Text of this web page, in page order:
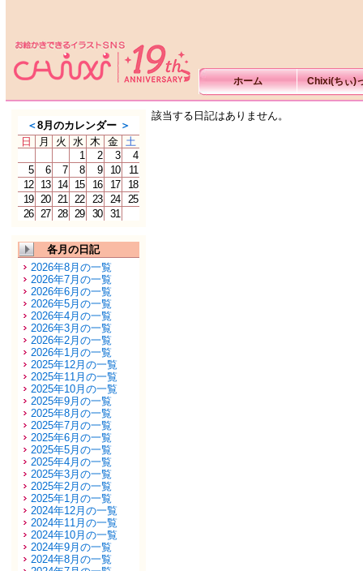
ホーム Chixi(ちぃ)
＜8月のカレンダー ＞
日
月 火 水 木 金 土
1
2 3
4
5
6 7 8 9 10
11
12
13 14 15 16 17
18
19 20 21 22 23 24
25
26 27 28 29 30 31
各月の日記
2026年8月の一覧
2026年7月の一覧
2026年6月の一覧
2026年5月の一覧
2026年4月の一覧
2026年3月の一覧
2026年2月の一覧
2026年1月の一覧
2025年12月の一覧
2025年11月の一覧
2025年10月の一覧
2025年9月の一覧
2025年8月の一覧
2025年7月の一覧
2025年6月の一覧
2025年5月の一覧
2025年4月の一覧
2025年3月の一覧
2025年2月の一覧
2025年1月の一覧
2024年12月の一覧
2024年11月の一覧
2024年10月の一覧
2024年9月の一覧
2024年8月の一覧
該当する日記はありません。